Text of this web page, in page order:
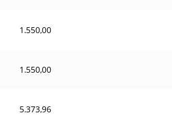
1.550,00
1.550,00
5.373,96